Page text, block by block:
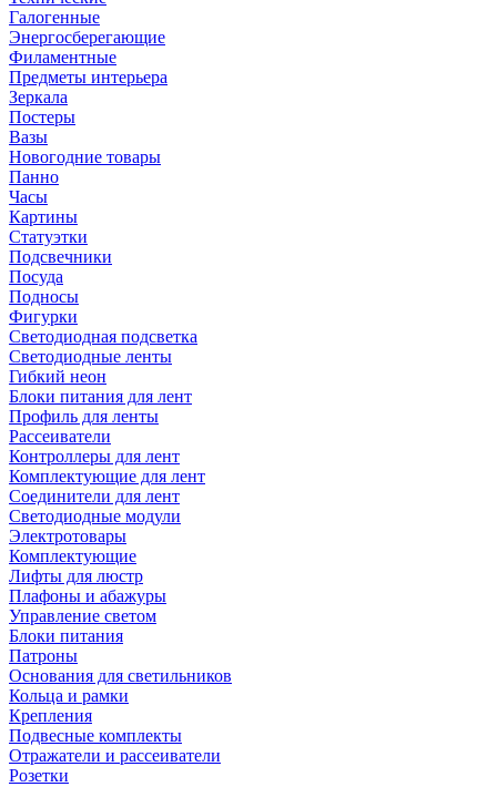
Галогенные
Энергосберегающие
Филаментные
Предметы интерьера
Зеркала
Постеры
Вазы
Новогодние товары
Панно
Часы
Картины
Статуэтки
Подсвечники
Посуда
Подносы
Фигурки
Светодиодная подсветка
Светодиодные ленты
Гибкий неон
Блоки питания для лент
Профиль для ленты
Рассеиватели
Контроллеры для лент
Комплектующие для лент
Соединители для лент
Светодиодные модули
Электротовары
Комплектующие
Лифты для люстр
Плафоны и абажуры
Управление светом
Блоки питания
Патроны
Основания для светильников
Кольца и рамки
Крепления
Подвесные комплекты
Отражатели и рассеиватели
Розетки